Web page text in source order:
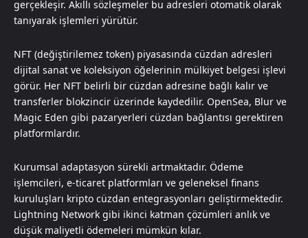
gerçekleşir. Akıllı sözleşmeler bu adresleri otomatik olarak
tanıyarak işlemleri yürütür.
NFT (değiştirilemez token) piyasasında cüzdan adresleri
dijital sanat ve koleksiyon öğelerinin mülkiyet belgesi işlevi
görür. Her NFT belirli bir cüzdan adresine bağlı kalır ve
transferler blokzincir üzerinde kaydedilir. OpenSea, Blur ve
Magic Eden gibi pazaryerleri cüzdan bağlantısı gerektiren
platformlardır.
Kurumsal adaptasyon sürekli artmaktadır. Ödeme
işlemcileri, e-ticaret platformları ve geleneksel finans
kuruluşları kripto cüzdan entegrasyonları geliştirmektedir.
Lightning Network gibi ikinci katman çözümleri anlık ve
düşük maliyetli ödemeleri mümkün kılar.